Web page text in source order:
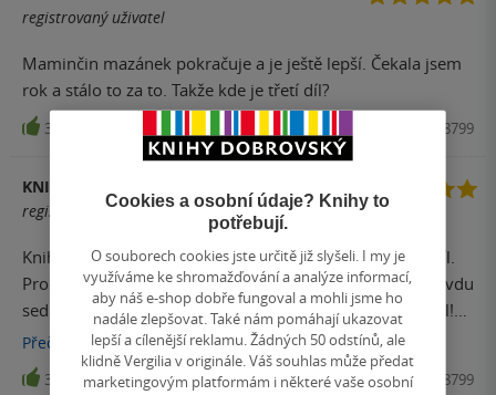
registrovaný uživatel
Maminčin mazánek pokračuje a je ještě lepší. Čekala jsem
rok a stálo to za to. Takže kde je třetí díl?
37 Kniha, Edice Knihy Omega, 2018, 9788073908799
KNIHOMOLKA
registrovaný uživatel
Kniha je naprosto perfektní, mnohem lepší, než první díl.
Pro fanoušky Angely Marsonsové v tomto případě opravdu
sedí. Neuvěřitelně napínavá a čtivá záležitost. Jen tak dál!
Těším se na nový díl.
Přečíst více
34 Kniha, Edice Knihy Omega, 2018, 9788073908799
Cookies a osobní údaje? Knihy to
potřebují.
O souborech cookies jste určitě již slyšeli. I my je
využíváme ke shromažďování a analýze informací,
aby náš e-shop dobře fungoval a mohli jsme ho
nadále zlepšovat. Také nám pomáhají ukazovat
lepší a cílenější reklamu. Žádných 50 odstínů, ale
klidně Vergilia v originále. Váš souhlas může předat
marketingovým platformám i některé vaše osobní